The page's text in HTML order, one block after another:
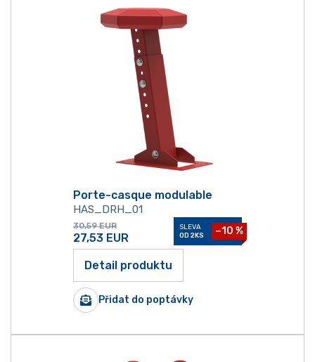
Porte-casque modulable
HAS_DRH_01
30,59 EUR
27,53 EUR
SLEVA
OD 2KS
−10 %
Detail produktu
Přidat do poptávky